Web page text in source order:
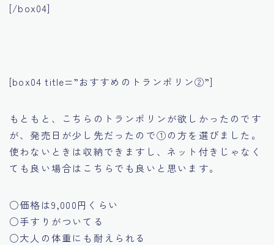
[/box04]
[box04 title=”おすすめのトランポリン②”]
もともと、こちらのトランポリンが欲しかったのです
が、発売日が少し先だったので①の方を選びました。
使わないときは収納できますし、ネット付きじゃなく
ても良い場合はこちらでも良いと思います。
○価格は9,000円くらい
○手すりがついてる
○大人の体重にも耐えられる